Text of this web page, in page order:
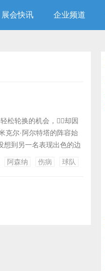
展会快讯 企业频道
松轮换的机会，却因
克尔·阿尔特塔的阵容始
想到另一名表现出色的边
森纳的伤病名单可谓惨
阿森纳 伤病 球队